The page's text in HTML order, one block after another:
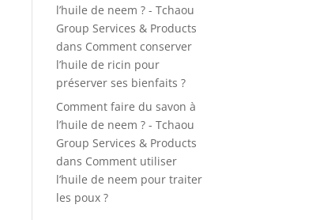
l’huile de neem ? - Tchaou
Group Services & Products
dans Comment conserver
l’huile de ricin pour
préserver ses bienfaits ?
Comment faire du savon à
l’huile de neem ? - Tchaou
Group Services & Products
dans Comment utiliser
l’huile de neem pour traiter
les poux ?